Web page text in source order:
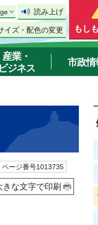
読み上げ
イズ・配色の変更 もし
産業・
ビジネス
市政情
ページ番号1013735
きな文字で印刷